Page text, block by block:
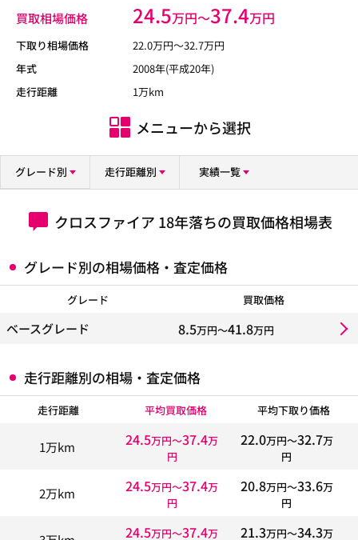
買取相場価格 24.5万円〜37.4万円
下取り相場価格 22.0万円〜32.7万円
年式
2008年(平成20年)
走行距離
1万km
メニューから選択
グレード別 走行距離別 実績一覧
クロスファイア 18年落ちの買取価格相場表
グレード別の相場価格・査定価格
グレード 買取価格
ベースグレード 8.5万円〜41.8万円
走行距離別の相場・査定価格
走行距離 平均買取価格 平均下取り価格
1万km 24.5万円〜37.4万
円
22.0万円〜32.7万
円
2万km 24.5万円〜37.4万
円
20.8万円〜33.6万
円
24.5万円〜37.4万
21.3万円〜34.3万